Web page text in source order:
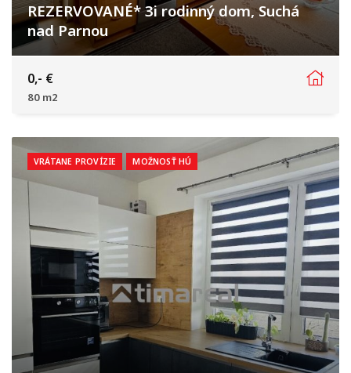
REZERVOVANÉ* 3i rodinný dom, Suchá
nad Parnou
Nové vinohrady, Suchá nad Parnou
0,- €
80 m2
VRÁTANE PROVÍZIE MOŽNOSŤ HÚ